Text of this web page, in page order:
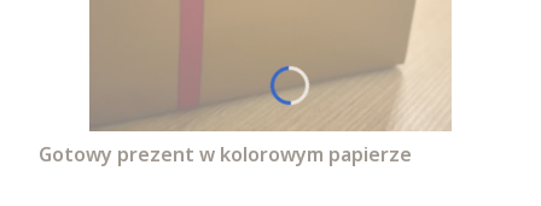
Gotowy prezent w kolorowym papierze